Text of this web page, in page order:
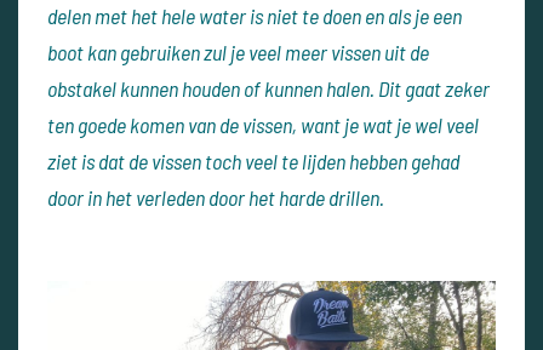
delen met het hele water is niet te doen en als je een
boot kan gebruiken zul je veel meer vissen uit de
obstakel kunnen houden of kunnen halen. Dit gaat zeker
ten goede komen van de vissen, want je wat je wel veel
ziet is dat de vissen toch veel te lijden hebben gehad
door in het verleden door het harde drillen.